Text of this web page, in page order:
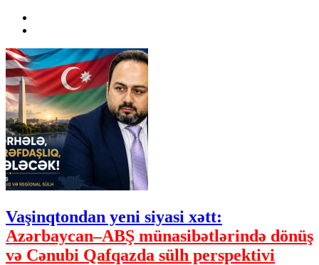
Vaşinqtondan yeni siyasi xətt:
Azərbaycan–ABŞ münasibətlərində dönüş
və Cənubi Qafqazda sülh perspektivi